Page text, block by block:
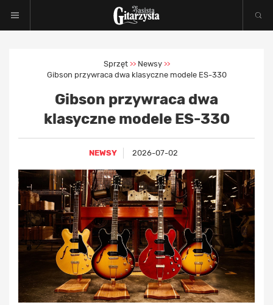
Sprzęt >> Newsy >>
Gibson przywraca dwa klasyczne modele ES-330
Gibson przywraca dwa
klasyczne modele ES-330
NEWSY 2026-07-02